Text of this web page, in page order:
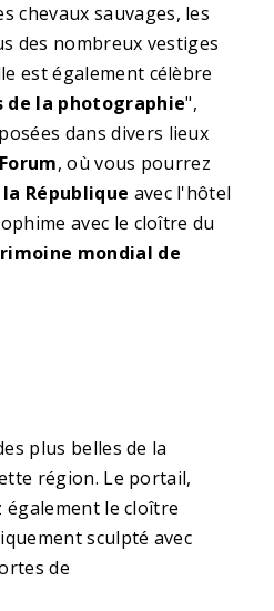
chevaux sauvages, les
des nombreux vestiges
est également célèbre
de la photographie",
dans divers lieux
, où vous pourrez
République avec l'hôtel
avec le cloître du
mondial de
plus belles de la
région. Le portail,
le cloître
sculpté avec
de